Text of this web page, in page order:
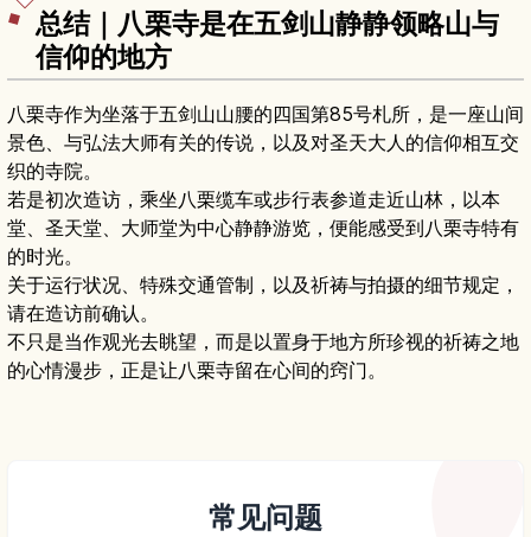
总结｜八栗寺是在五剑山静静领略山与
信仰的地方
八栗寺作为坐落于五剑山山腰的四国第85号札所，是一座山间
景色、与弘法大师有关的传说，以及对圣天大人的信仰相互交
织的寺院。
若是初次造访，乘坐八栗缆车或步行表参道走近山林，以本
堂、圣天堂、大师堂为中心静静游览，便能感受到八栗寺特有
的时光。
关于运行状况、特殊交通管制，以及祈祷与拍摄的细节规定，
请在造访前确认。
不只是当作观光去眺望，而是以置身于地方所珍视的祈祷之地
的心情漫步，正是让八栗寺留在心间的窍门。
常见问题